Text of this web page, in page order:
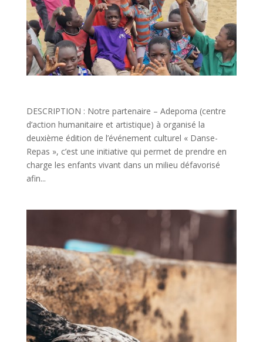
DESCRIPTION : Notre partenaire – Adepoma (centre
d’action humanitaire et artistique) à organisé la
deuxième édition de l’événement culturel « Danse-
Repas », c’est une initiative qui permet de prendre en
charge les enfants vivant dans un milieu défavorisé
afin...